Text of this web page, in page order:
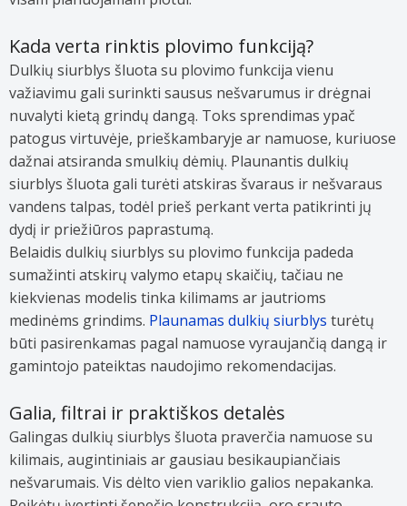
Kada verta rinktis plovimo funkciją?
Dulkių siurblys šluota su plovimo funkcija vienu
važiavimu gali surinkti sausus nešvarumus ir drėgnai
nuvalyti kietą grindų dangą. Toks sprendimas ypač
patogus virtuvėje, prieškambaryje ar namuose, kuriuose
dažnai atsiranda smulkių dėmių. Plaunantis dulkių
siurblys šluota gali turėti atskiras švaraus ir nešvaraus
vandens talpas, todėl prieš perkant verta patikrinti jų
dydį ir priežiūros paprastumą.
Belaidis dulkių siurblys su plovimo funkcija padeda
sumažinti atskirų valymo etapų skaičių, tačiau ne
kiekvienas modelis tinka kilimams ar jautrioms
medinėms grindims. Plaunamas dulkių siurblys turėtų
būti pasirenkamas pagal namuose vyraujančią dangą ir
gamintojo pateiktas naudojimo rekomendacijas.
Galia, filtrai ir praktiškos detalės
Galingas dulkių siurblys šluota praverčia namuose su
kilimais, augintiniais ar gausiau besikaupiančiais
nešvarumais. Vis dėlto vien variklio galios nepakanka.